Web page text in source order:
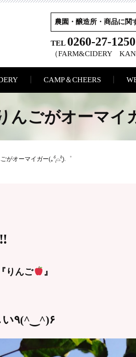
農園・醸造所・商品に関
TEL 0260-27-1250
（FARM&CIDERY
CAMP＆CHEERS
んごがオーマイ
がオーマイガー(｡º̩̩́⌓º̩̩̀).゜
りんご 』
甘くて シャキシャキして美味しい٩(^‿^)۶